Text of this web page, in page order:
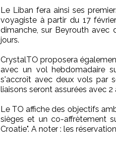
Le Liban fera ainsi ses
voyagiste à partir du 17
dimanche, sur Beyrouth avec
jours.
CrystalTO proposera
avec un vol hebdomadaire
s'accroît avec deux vols par
liaisons seront assurées avec
Le TO affiche des objectifs
sièges et un co-affrètement
Croatie". A noter : les